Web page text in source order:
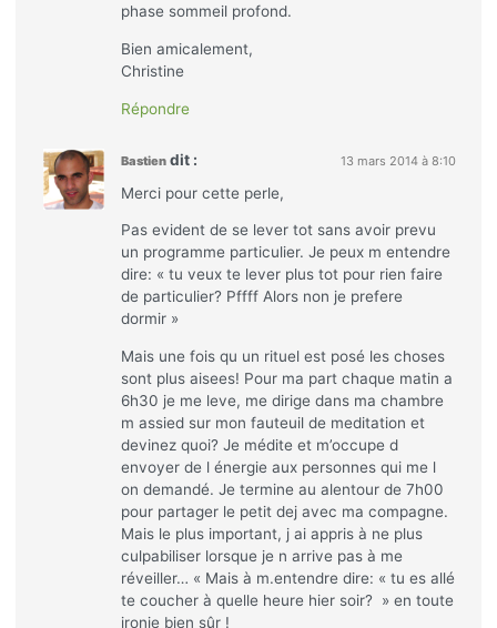
phase sommeil profond.
Bien amicalement,
Christine
Répondre
Bastien dit : 13 mars 2014 à 8:10
Merci pour cette perle,
Pas evident de se lever tot sans avoir prevu
un programme particulier. Je peux m entendre
dire: « tu veux te lever plus tot pour rien faire
de particulier? Pffff Alors non je prefere
dormir »
Mais une fois qu un rituel est posé les choses
sont plus aisees! Pour ma part chaque matin a
6h30 je me leve, me dirige dans ma chambre
m assied sur mon fauteuil de meditation et
devinez quoi? Je médite et m’occupe d
envoyer de l énergie aux personnes qui me l
on demandé. Je termine au alentour de 7h00
pour partager le petit dej avec ma compagne.
Mais le plus important, j ai appris à ne plus
culpabiliser lorsque je n arrive pas à me
réveiller… « Mais à m.entendre dire: « tu es allé
te coucher à quelle heure hier soir? » en toute
ironie bien sûr !